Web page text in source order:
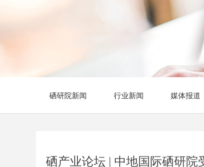
硒产业论坛 | 中地国际硒研
硒研院新闻 行业新闻 媒体报道